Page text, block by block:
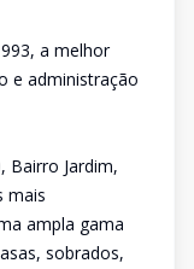
a melhor
e administração
Bairro Jardim,
mais
ampla gama
sobrados,